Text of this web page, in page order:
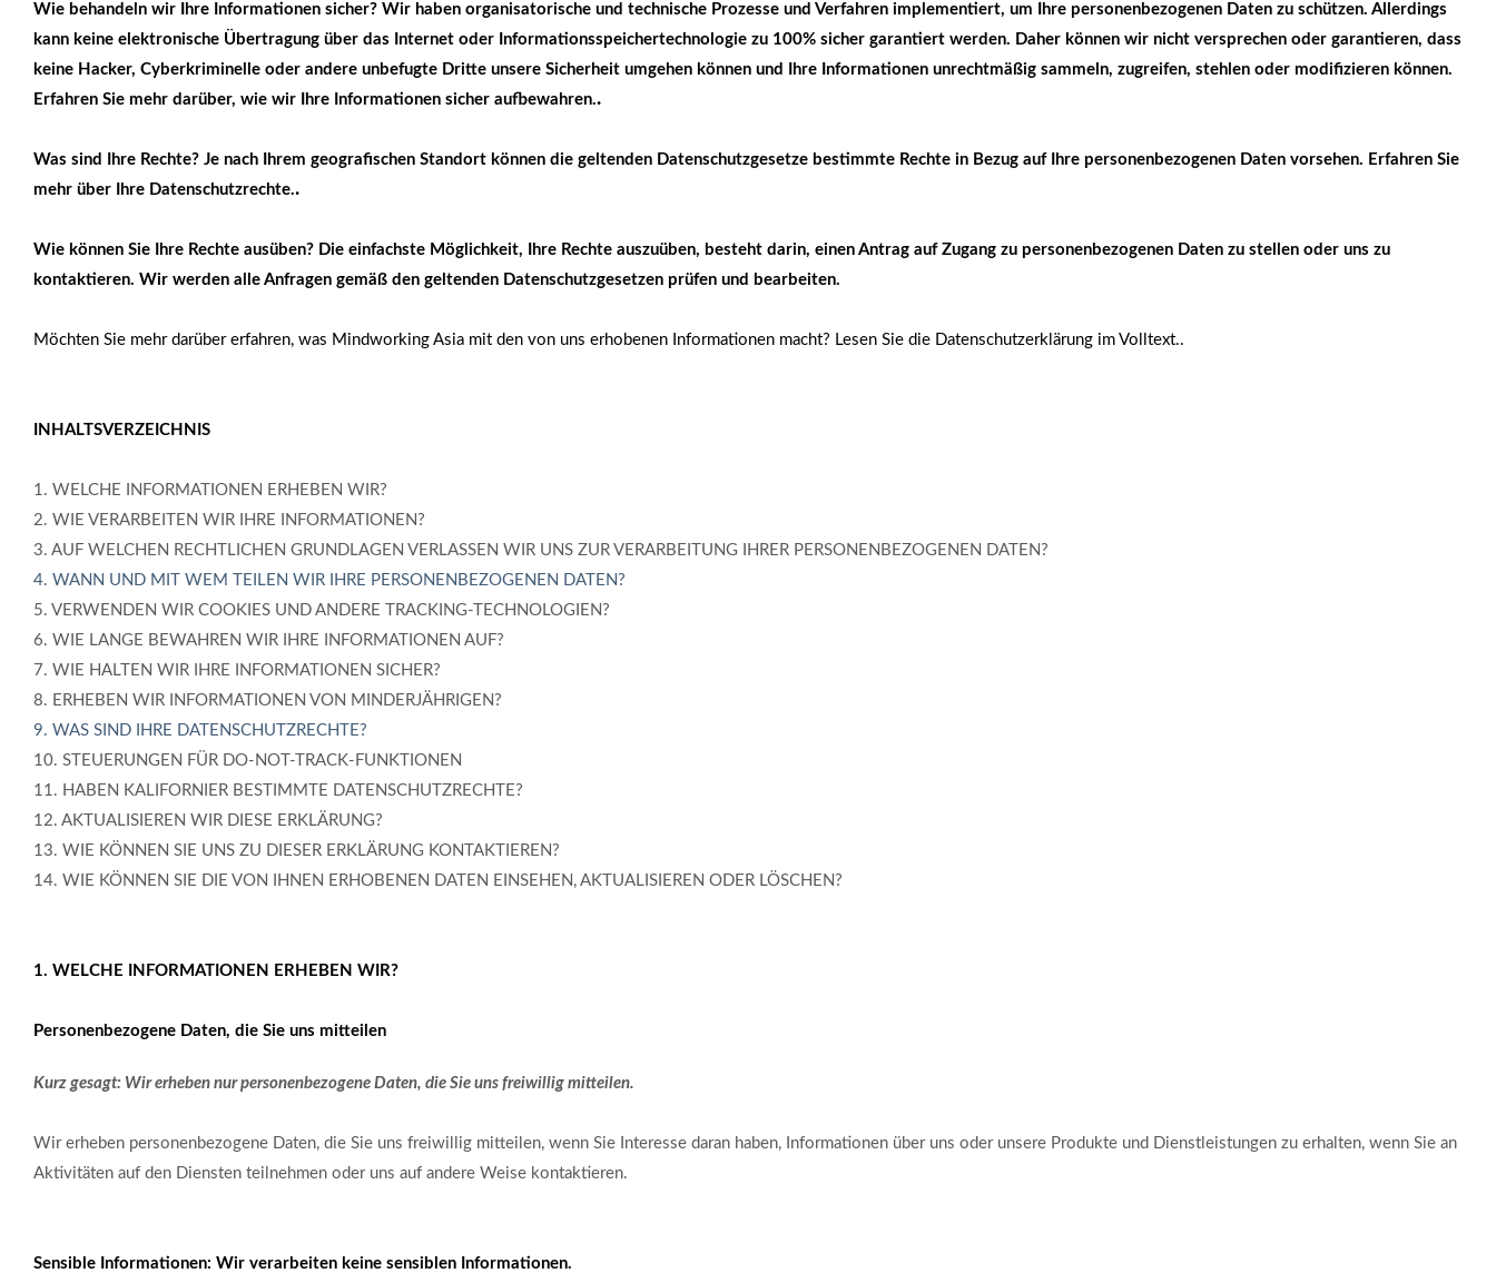
Wie behandeln wir Ihre Informationen sicher? Wir haben organisatorische und technische Prozesse und Verfahren implementiert, um Ihre personenbezogenen Daten zu schützen. Allerdings
kann keine elektronische Übertragung über das Internet oder Informationsspeichertechnologie zu 100% sicher garantiert werden. Daher können wir nicht versprechen oder garantieren, dass
keine Hacker, Cyberkriminelle oder andere unbefugte Dritte unsere Sicherheit umgehen können und Ihre Informationen unrechtmäßig sammeln, zugreifen, stehlen oder modifizieren können.
Erfahren Sie mehr darüber, wie wir Ihre Informationen sicher aufbewahren..
Was sind Ihre Rechte? Je nach Ihrem geografischen Standort können die geltenden Datenschutzgesetze bestimmte Rechte in Bezug auf Ihre personenbezogenen Daten vorsehen. Erfahren Sie
mehr über Ihre Datenschutzrechte..
Wie können Sie Ihre Rechte ausüben? Die einfachste Möglichkeit, Ihre Rechte auszuüben, besteht darin, einen Antrag auf Zugang zu personenbezogenen Daten zu stellen oder uns zu
kontaktieren. Wir werden alle Anfragen gemäß den geltenden Datenschutzgesetzen prüfen und bearbeiten.
Möchten Sie mehr darüber erfahren, was Mindworking Asia mit den von uns erhobenen Informationen macht? Lesen Sie die Datenschutzerklärung im Volltext..
INHALTSVERZEICHNIS
1. WELCHE INFORMATIONEN ERHEBEN WIR?
2. WIE VERARBEITEN WIR IHRE INFORMATIONEN?
3. AUF WELCHEN RECHTLICHEN GRUNDLAGEN VERLASSEN WIR UNS ZUR VERARBEITUNG IHRER PERSONENBEZOGENEN DATEN?
4. WANN UND MIT WEM TEILEN WIR IHRE PERSONENBEZOGENEN DATEN?
5. VERWENDEN WIR COOKIES UND ANDERE TRACKING-TECHNOLOGIEN?
6. WIE LANGE BEWAHREN WIR IHRE INFORMATIONEN AUF?
7. WIE HALTEN WIR IHRE INFORMATIONEN SICHER?
8. ERHEBEN WIR INFORMATIONEN VON MINDERJÄHRIGEN?
9. WAS SIND IHRE DATENSCHUTZRECHTE?
10. STEUERUNGEN FÜR DO-NOT-TRACK-FUNKTIONEN
11. HABEN KALIFORNIER BESTIMMTE DATENSCHUTZRECHTE?
12. AKTUALISIEREN WIR DIESE ERKLÄRUNG?
13. WIE KÖNNEN SIE UNS ZU DIESER ERKLÄRUNG KONTAKTIEREN?
14. WIE KÖNNEN SIE DIE VON IHNEN ERHOBENEN DATEN EINSEHEN, AKTUALISIEREN ODER LÖSCHEN?
1. WELCHE INFORMATIONEN ERHEBEN WIR?
Personenbezogene Daten, die Sie uns mitteilen
Kurz gesagt: Wir erheben nur personenbezogene Daten, die Sie uns freiwillig mitteilen.
Wir erheben personenbezogene Daten, die Sie uns freiwillig mitteilen, wenn Sie Interesse daran haben, Informationen über uns oder unsere Produkte und Dienstleistungen zu erhalten, wenn Sie an
Aktivitäten auf den Diensten teilnehmen oder uns auf andere Weise kontaktieren.
Sensible Informationen: Wir verarbeiten keine sensiblen Informationen.